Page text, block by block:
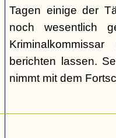
Tagen einige der
noch wesentlich
berichten lassen.
nimmt mit dem